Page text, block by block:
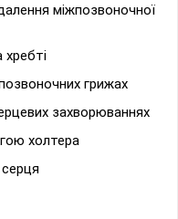
міжпозвоночної
хребті
грижах
захворюваннях
холтера